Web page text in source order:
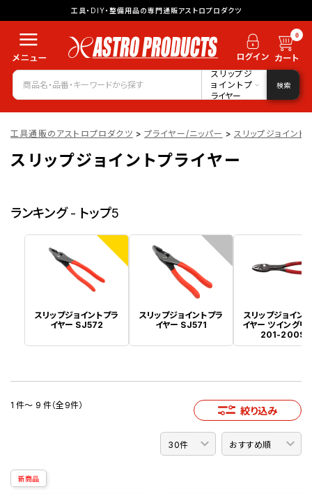
工具・DIY・整備用品の専門通販アストロプロダクツ
0
スリップジ
ョイントプ
ライヤー
検索
工具通販のアストロプロダクツ > プライヤー/ニッパー > スリップジョイント
スリップジョイントプライヤー
ランキング - トップ5
1
スリップジョイントプラ
イヤー SJ572
2
スリップジョイントプラ
イヤー SJ571
スリップジョイン
イヤー ツイングリ
201-200SB
1 件～ 9 件（全9件） 絞り込み
新商品